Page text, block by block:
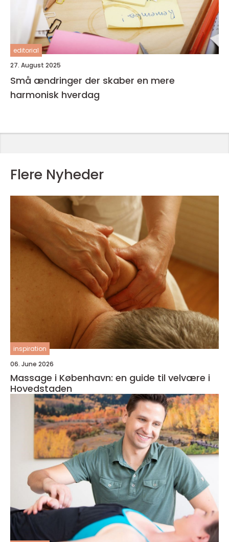
editorial
27. August 2025
Små ændringer der skaber en mere
harmonisk hverdag
Flere Nyheder
inspiration
06. June 2026
Massage i København: en guide til velvære i
Hovedstaden